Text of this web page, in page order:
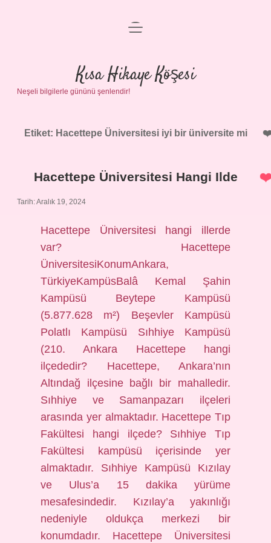
Anasayfa
Gizlilik Politikası
Yasal Uyarı
menüyü
Kısa Hikaye Köşesi
Neşeli bilgilerle gününü şenlendir!
Etiket: Hacettepe Üniversitesi iyi bir üniversite mi
Hacettepe Üniversitesi Hangi Ilde
Tarih: Aralık 19, 2024
Hacettepe Üniversitesi hangi illerde
var? Hacettepe
ÜniversitesiKonumAnkara,
TürkiyeKampüsBalâ Kemal Şahin
Kampüsü Beytepe Kampüsü
(5.877.628 m²) Beşevler Kampüsü
Polatlı Kampüsü Sıhhiye Kampüsü
(210. Ankara Hacettepe hangi
ilçededir? Hacettepe, Ankara’nın
Altındağ ilçesine bağlı bir mahalledir.
Sıhhiye ve Samanpazarı ilçeleri
arasında yer almaktadır. Hacettepe Tıp
Fakültesi hangi ilçede? Sıhhiye Tıp
Fakültesi kampüsü içerisinde yer
almaktadır. Sıhhiye Kampüsü Kızılay
ve Ulus’a 15 dakika yürüme
mesafesindedir. Kızılay’a yakınlığı
nedeniyle oldukça merkezi bir
konumdadır. Hacettepe Üniversitesi